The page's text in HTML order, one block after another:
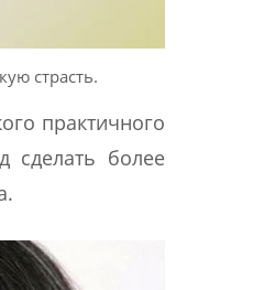
страсть.
практичного
сделать более